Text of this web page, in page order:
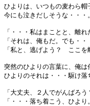
ひよりは、いつもの麦わら帽
今にも泣きだしそうな・・・。
「・・・私はまことと、離れ
「それは、俺もだ。でも・・
「私と、逃げよう？ ここを
突然のひよりの言葉に、俺は
ひよりのそれは・・・駆け落
「大丈夫、２人でがんばろ
「・・・落ち着こう、ひよ